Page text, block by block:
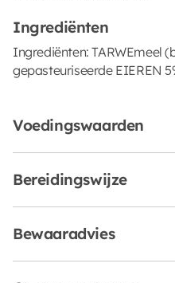
Ingrediënten
Ingrediënten: TARWEmeel
gepasteuriseerde EIEREN
Voedingswaarden
Bereidingswijze
Bewaaradvies